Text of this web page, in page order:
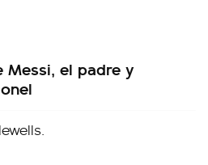
Messi, el padre y